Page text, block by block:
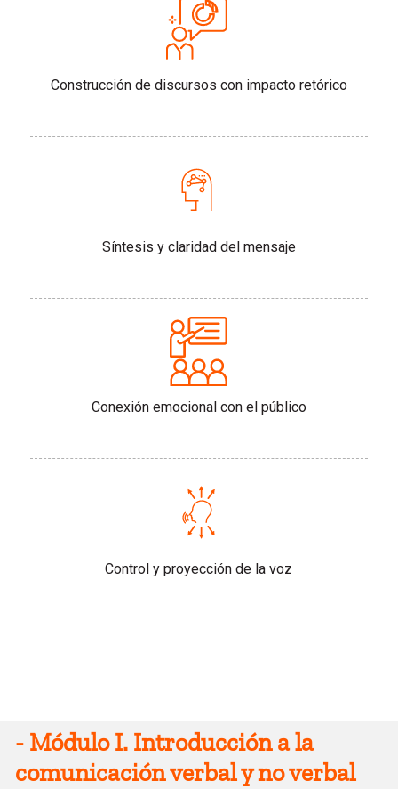
Construcción de discursos con impacto retórico
Síntesis y claridad del mensaje
Conexión emocional con el público
Control y proyección de la voz
- Módulo I. Introducción a la
comunicación verbal y no verbal